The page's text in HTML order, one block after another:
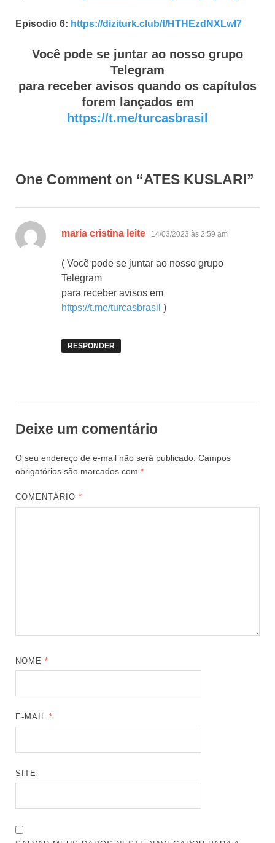
Episodio 6: https://diziturk.club/f/HTHEzdNXLwI7
Você pode se juntar ao nosso grupo
Telegram
para receber avisos quando os capítulos
forem lançados em
https://t.me/turcasbrasil
One Comment on “ATES KUSLARI”
maria cristina leite disse:
14/03/2023 às 2:59 am
( Você pode se juntar ao nosso grupo
Telegram
para receber avisos em
https://t.me/turcasbrasil )
RESPONDER
Deixe um comentário
O seu endereço de e-mail não será publicado. Campos
obrigatórios são marcados com *
COMENTÁRIO*
NOME*
E-MAIL*
SITE